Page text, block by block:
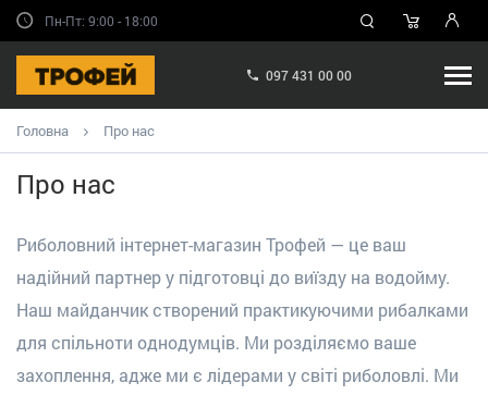
Пн-Пт: 9:00 - 18:00
097 431 00 00
Головна Про нас
Про нас
Риболовний інтернет-магазин Трофей — це ваш
надійний партнер у підготовці до виїзду на водойму.
Наш майданчик створений практикуючими рибалками
для спільноти однодумців. Ми розділяємо ваше
захоплення, адже ми є лідерами у світі риболовлі. Ми